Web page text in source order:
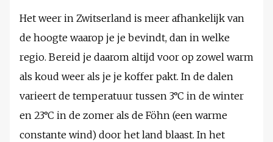
Het weer in Zwitserland is meer afhankelijk van
de hoogte waarop je je bevindt, dan in welke
regio. Bereid je daarom altijd voor op zowel warm
als koud weer als je je koffer pakt. In de dalen
varieert de temperatuur tussen 3°C in de winter
en 23°C in de zomer als de Föhn (een warme
constante wind) door het land blaast. In het